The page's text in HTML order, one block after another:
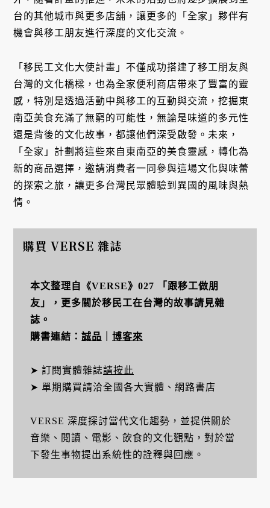
台的其他城市與更多店舖，讓更多的「全家」夥伴有
機會與移工朋友進行深度的文化交流。
「移民工文化大使計畫」不僅成功搭建了移工朋友與
台灣的文化橋樑，也為全家便利商店帶來了豐富的靈
感，特別是透過活動中與移工的互動與交流，挖掘東
南亞美食充滿了無窮的可能性，無論是味道的多元性
還是背後的文化故事，都讓他們深受啟發。未來，
「全家」計劃將這些來自東南亞的美食靈感，轉化為
新的商品選擇，邀請消費者一同參與這場文化與味蕾
的探索之旅，讓更多台灣民眾體驗到異國的風味與熱
情。
購買 VERSE 雜誌
本文整理自《VERSE》027 「跟移工做朋
友」，更多關於移民工在台灣的故事請見雜
誌。
購書連結： 誠品 博客來
➤ 訂閱實體雜誌請按此
➤ 單期購買請洽全國各大實體、網路書店
VERSE 深度探討當代文化趨勢，並提供關於
音樂、閱讀、電影、飲食的文化觀點，對於當
下發生事物提出系統性的詮釋與回應。